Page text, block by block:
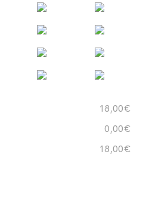
18,00€
0,00€
18,00€